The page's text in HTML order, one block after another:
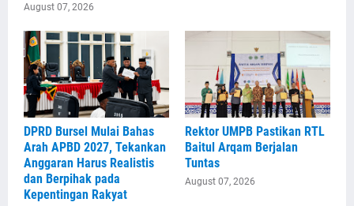
August 07, 2026
DPRD Bursel Mulai Bahas
Arah APBD 2027, Tekankan
Anggaran Harus Realistis
dan Berpihak pada
Kepentingan Rakyat
Rektor UMPB Pastikan RTL
Baitul Arqam Berjalan
Tuntas
August 07, 2026